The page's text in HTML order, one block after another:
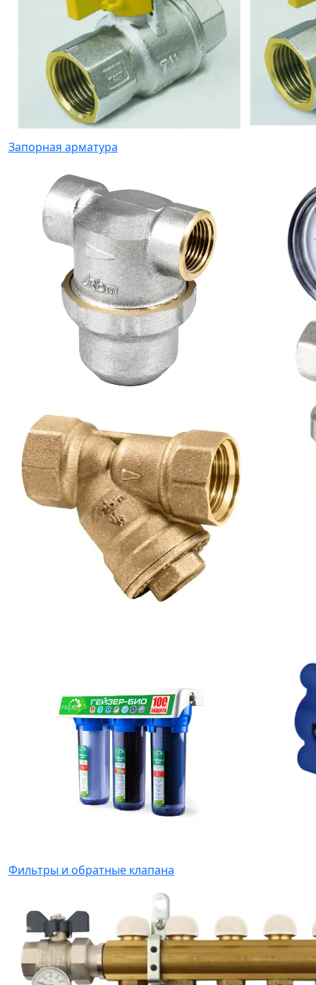
Запорная арматура
Фильтры и обратные клапана